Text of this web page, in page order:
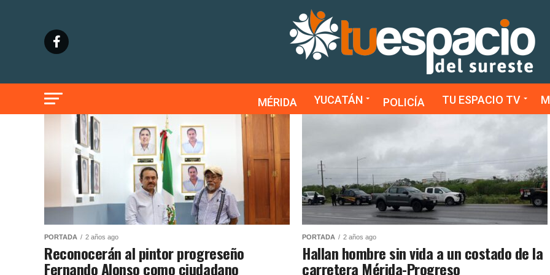
MÉRIDA YUCATÁN POLICÍA TU ESPACIO TV
PORTADA 2 años ago
Reconocerán al pintor progreseño
Fernando Alonso como ciudadano
PORTADA 2 años ago
Hallan hombre sin vida a un costado de la
carretera Mérida-Progreso